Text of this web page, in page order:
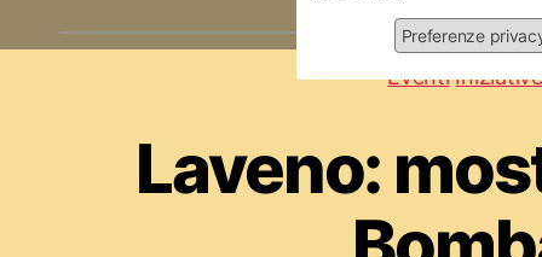
Preferenze
Eventi Iniziative
Laveno: